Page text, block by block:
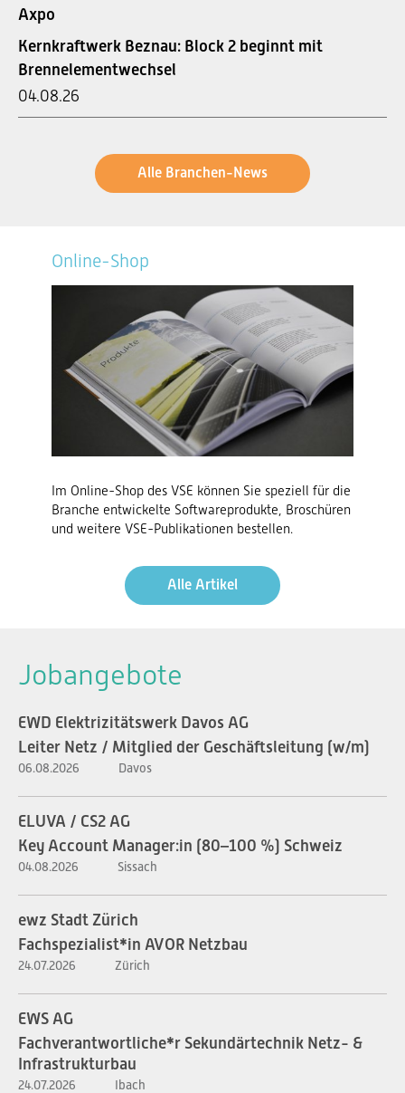
Axpo
Kernkraftwerk Beznau: Block 2 beginnt mit
Brennelementwechsel
04.08.26
Alle Branchen-News
Online-Shop
Im Online-Shop des VSE können Sie speziell für die
Branche entwickelte Softwareprodukte, Broschüren
und weitere VSE-Publikationen bestellen.
Alle Artikel
Jobangebote
EWD Elektrizitätswerk Davos AG
Leiter Netz / Mitglied der Geschäftsleitung (w/m)
06.08.2026 Davos
ELUVA / CS2 AG
Key Account Manager:in (80–100 %) Schweiz
04.08.2026 Sissach
ewz Stadt Zürich
Fachspezialist*in AVOR Netzbau
24.07.2026 Zürich
EWS AG
Fachverantwortliche*r Sekundärtechnik Netz- &
Infrastrukturbau
24.07.2026 Ibach